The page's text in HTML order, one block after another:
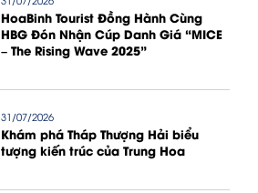
HoaBinh Tourist Đồng Hành Cùng
HBG Đón Nhận Cúp Danh Giá “MICE
– The Rising Wave 2025”
31/07/2026
Khám phá Tháp Thượng Hải biểu
tượng kiến trúc của Trung Hoa